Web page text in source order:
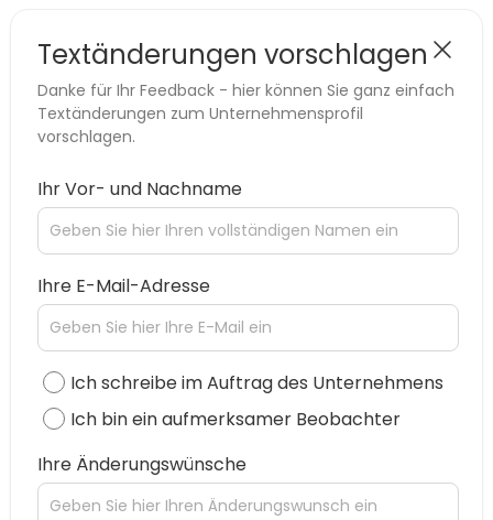
Textänderungen vorschlagen
Danke für Ihr Feedback - hier können Sie ganz einfach
Textänderungen zum Unternehmensprofil
vorschlagen.
Ihr Vor- und Nachname
Ihre E-Mail-Adresse
Ich schreibe im Auftrag des Unternehmens
Ich bin ein aufmerksamer Beobachter
Ihre Änderungswünsche